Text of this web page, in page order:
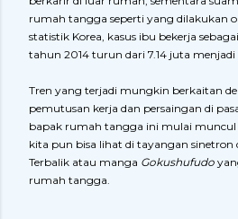
rumah tangga seperti yang dilakukan
statistik Korea, kasus ibu bekerja
tahun 2014 turun dari 7.14 juta menjadi
Tren yang terjadi mungkin berkaitan
pemutusan kerja dan persaingan di
bapak rumah tangga ini mulai muncul
kita pun bisa lihat di tayangan sinetron
Terbalik atau manga Gokushufudo
rumah tangga.